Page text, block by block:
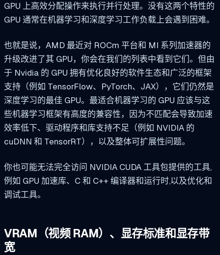
GPU 上高效分配操作来执行并行处理。没有这两个特性的
GPU 通常在机器学习和深度学习工作负载上会遇到困难。
也就是说，AMD 最近对 ROCm 平台和 MI 系列加速器的
升级改进了其 GPU，你会在我们的列表中看到它们。但由
于 Nvidia 的 GPU 拥有优化良好的软件生态和广泛的框架
支持（例如 TensorFlow、PyTorch、JAX），它们仍然是
深度学习的最佳 GPU。最适合机器学习的 GPU 应该与这
些机器学习框架有高度的兼容性，因为不匹配会导致加速
效率低下、驱动程序和库支持不足（例如 NVIDIA 的
cuDNN 和 TensorRT），以及整体可扩展性问题。
你也可能无法完全访问 NVIDIA CUDA 工具包提供的工具,
例如 GPU 加速库、C 和 C++ 编译器和运行时,以及优化和
调试工具。
VRAM（视频 RAM）、显存标准和显存带
宽